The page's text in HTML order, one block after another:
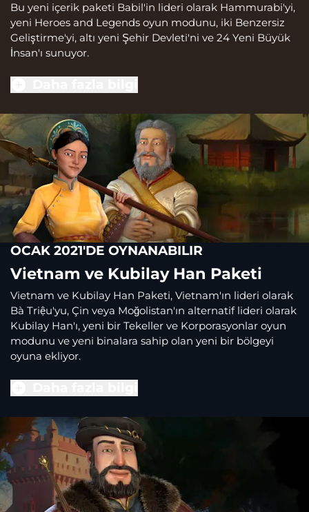
Bu yeni içerik paketi Babil'in lideri olarak Hammurabi'yi,
yeni Heroes and Legends oyun modunu, iki Benzersiz
Geliştirme'yi, altı yeni Şehir Devleti'ni ve 24 Yeni Büyük
İnsan'ı sunuyor.
OCAK 2021'DE OYNANABILIR
Vietnam ve Kubilay Han Paketi
Vietnam ve Kubilay Han Paketi, Vietnam'ın lideri olarak
Bà Triệu'yu, Çin veya Moğolistan'ın alternatif lideri olarak
Kubilay Han'ı, yeni bir Tekeller ve Korporasyonlar oyun
modunu ve yeni binalara sahip olan yeni bir bölgeyi
oyuna ekliyor.